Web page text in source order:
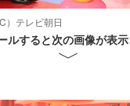
）テレビ朝日
ルすると次の画像が表